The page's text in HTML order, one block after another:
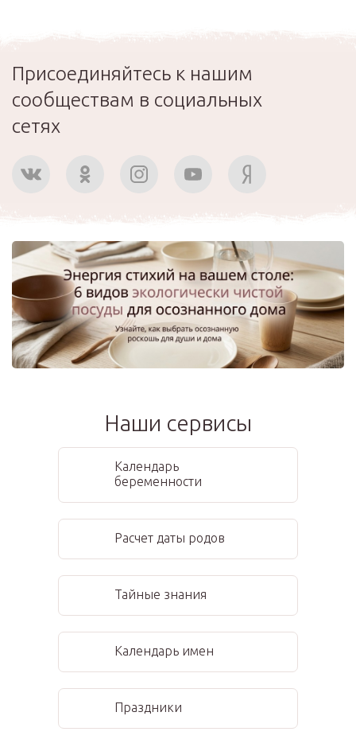
Присоединяйтесь к нашим
сообществам в социальных
сетях
Наши сервисы
Календарь
беременности
Расчет даты родов
Тайные знания
Календарь имен
Праздники